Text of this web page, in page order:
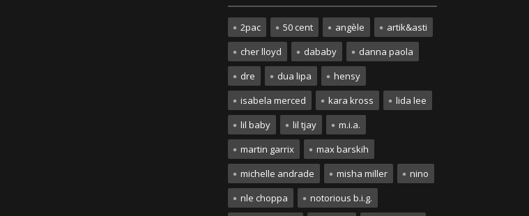
2pac 50 cent angèle
artik&asti
cher lloyd
dababy
danna paola
dre
dua lipa
hensy
isabela merced
kara kross
lida lee
lil baby
lil tjay
m.i.a.
martin garrix
max barskih
michelle andrade
misha miller
nino
nle choppa
notorious b.i.g.